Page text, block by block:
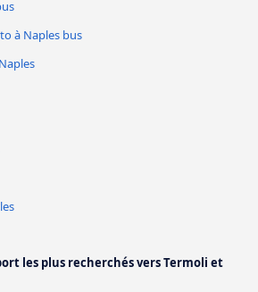
à Naples bus
les plus recherchés vers Termoli et